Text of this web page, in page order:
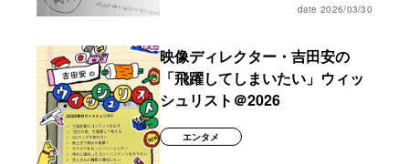
date 2026/03/30
映像ディレクター・吉田安の
「飛躍してしまいたい」ウィッ
シュリスト＠2026
エンタメ